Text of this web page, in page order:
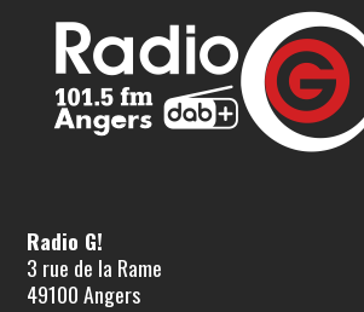
Radio G!
3 rue de la Rame
49100 Angers